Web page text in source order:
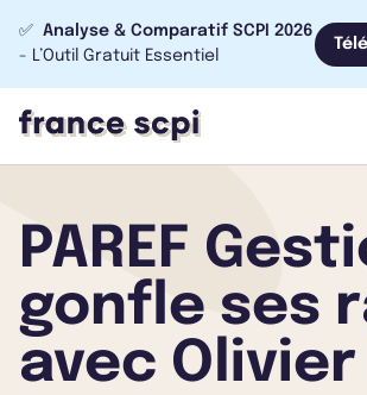
✅ Analyse & Comparatif SCPI 2026
- L’Outil Gratuit Essentiel
PAREF
gonfle ses
avec Olivier